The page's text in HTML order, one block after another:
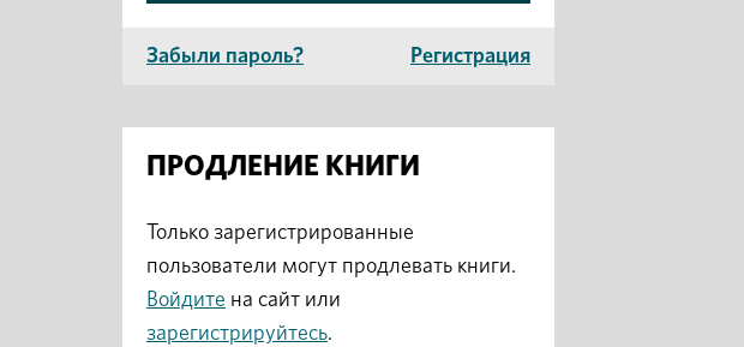
Забыли пароль? Регистрация
ПРОДЛЕНИЕ КНИГИ
Только зарегистрированные
пользователи могут продлевать книги.
Войдите на сайт или
зарегистрируйтесь.